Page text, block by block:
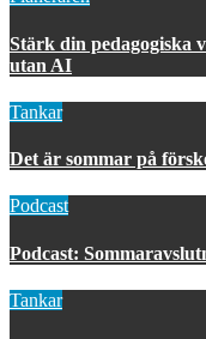
Stärk din pedagogiska
utan AI
Tankar
Det är sommar på
Podcast
Podcast:
Tankar